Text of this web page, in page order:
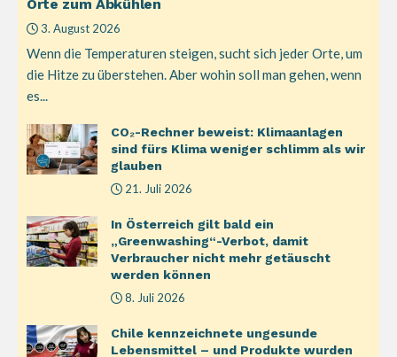
Orte zum Abkühlen
3. August 2026
Wenn die Temperaturen steigen, sucht sich jeder Orte, um
die Hitze zu überstehen. Aber wohin soll man gehen, wenn
es...
CO₂-Rechner beweist: Klimaanlagen
sind fürs Klima weniger schlimm als wir
glauben
21. Juli 2026
In Österreich gilt bald ein
„Greenwashing“-Verbot, damit
Verbraucher nicht mehr getäuscht
werden können
8. Juli 2026
Chile kennzeichnete ungesunde
Lebensmittel – und Produkte wurden